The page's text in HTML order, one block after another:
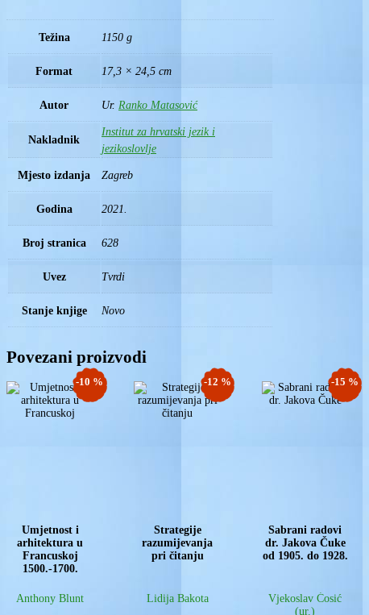
Težina 1150 g
Format 17,3 × 24,5 cm
Autor Ur. Ranko Matasović
Nakladnik
Institut za hrvatski jezik i
jezikoslovlje
Mjesto izdanja Zagreb
Godina 2021.
Broj stranica 628
Uvez Tvrdi
Stanje knjige Novo
Povezani proizvodi
-10 %
Umjetnost i
arhitektura u
Francuskoj
1500.-1700.
Anthony Blunt
-12 %
Strategije
razumijevanja
pri čitanju
Lidija Bakota
-15 %
Sabrani radovi
dr. Jakova Čuke
od 1905. do 1928.
Vjekoslav Ćosić
(ur.)